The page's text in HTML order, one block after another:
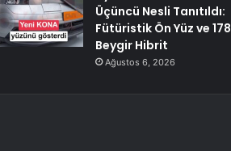
Üçüncü Nesli Tanıtıldı:
Fütüristik Ön Yüz ve 178
Beygir Hibrit
Ağustos 6, 2026